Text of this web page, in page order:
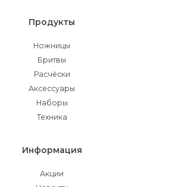
Продукты
Ножницы
Бритвы
Расчёски
Аксессуары
Наборы
Техника
Информация
Акции